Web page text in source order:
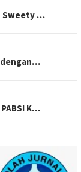
Sweety …
dengan…
K…